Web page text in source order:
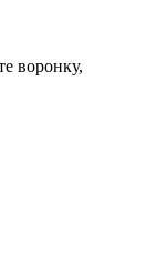
воронку,